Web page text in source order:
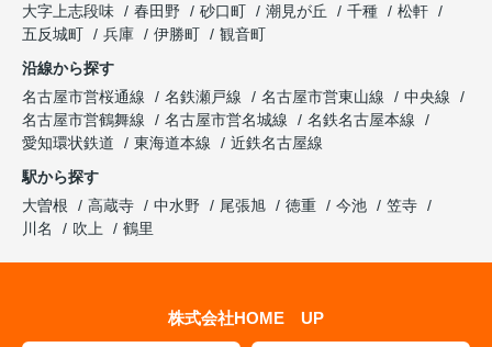
大字上志段味
春田野 砂口町 潮見が丘 千種
松軒
五反城町
兵庫 伊勝町
観音町
沿線から探す
名古屋市営桜通線
名鉄瀬戸線 名古屋市営東山線
中央線
名古屋市営鶴舞線
名古屋市営名城線
名鉄名古屋本線
愛知環状鉄道
東海道本線
近鉄名古屋線
駅から探す
大曽根
高蔵寺 中水野 尾張旭 徳重 今池
笠寺
川名
吹上 鶴里
株式会社HOME UP